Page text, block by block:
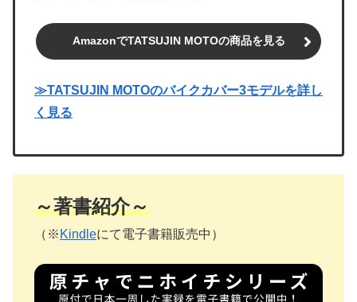
AmazonでTATSUJIN MOTOの商品を見る
≫TATSUJIN MOTOのバイクカバー3モデルを詳し
く見る
～著書紹介～
（※ Kindleにて電子書籍販売中）